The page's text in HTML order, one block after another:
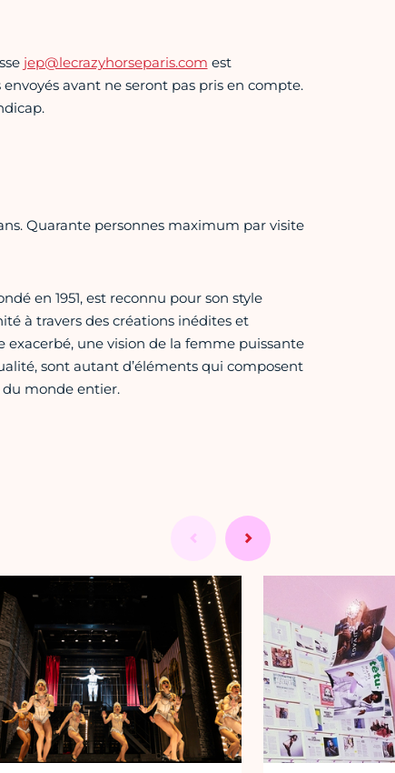
jep@lecrazyhorseparis.com est
avant ne seront pas pris en compte.
Quarante personnes maximum par visite
en 1951, est reconnu pour son style
à travers des créations inédites et
une vision de la femme puissante
sont autant d’éléments qui composent
monde entier.